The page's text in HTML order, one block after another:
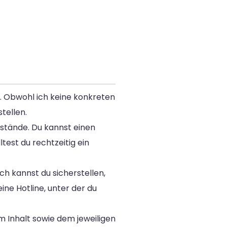
Obwohl ich keine konkreten
Du kannst einen
du rechtzeitig ein
kannst du sicherstellen,
Hotline, unter der du
Inhalt sowie dem jeweiligen